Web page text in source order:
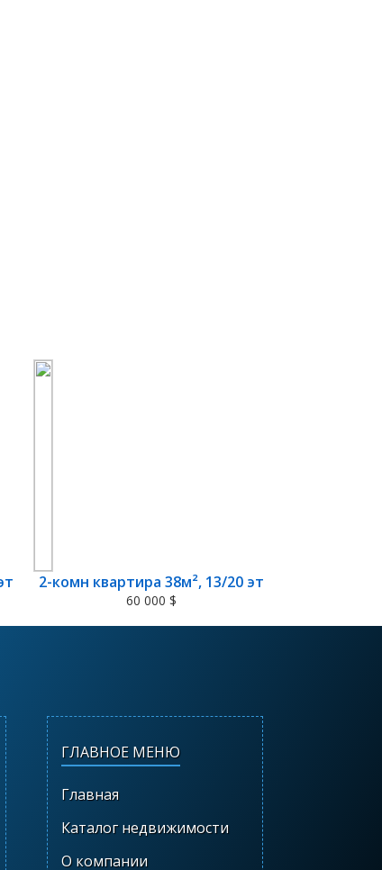
2-комн квартира 38м², 13/20 эт
60 000 $
ГЛАВНОЕ МЕНЮ
Главная
Каталог недвижимости
О компании